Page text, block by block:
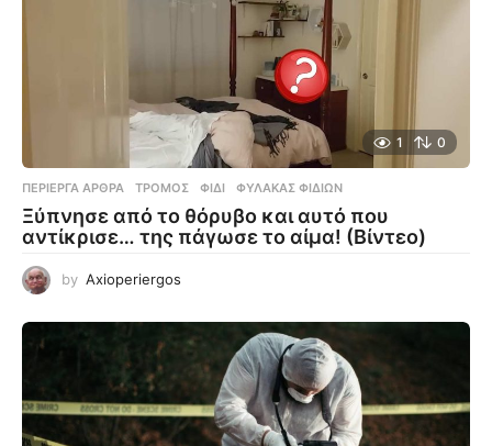
1 0
ΠΕΡΊΕΡΓΑ ΆΡΘΡΑ ΤΡΌΜΟΣ ,ΦΊΔΙ ,ΦΎΛΑΚΑΣ ΦΙΔΙΏΝ
Ξύπνησε από το θόρυβο και αυτό που
αντίκρισε… της πάγωσε το αίμα! (Βίντεο)
by Axioperiergos